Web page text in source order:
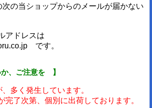
の当ショップからのメールが届かない
アドレスは
です。
、ご注意を 】
多く発生しています。
完了次第、個別に出荷しております。